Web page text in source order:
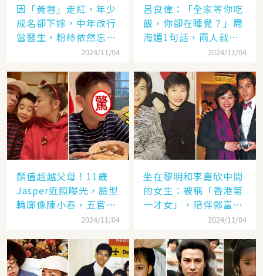
因「黃蓉」走紅，年少
成名卻下嫁，中年改行
當醫生，粉絲依然忘不
2024/11/04
呂良偉：「全家等你吃
飯，你卻在睡覺？」周
海媚1句話，兩人就此
2024/11/04
顏值超越父母！11歲
Jasper近照曝光，臉型
輪廓像陳小春，五官卻
更像應采兒網驚：完美
2024/11/04
坐在黎明和李嘉欣中間
的女生：被稱「香港第
一才女」，陪伴郭富城
「29年」卻看他娶了別
2024/11/04